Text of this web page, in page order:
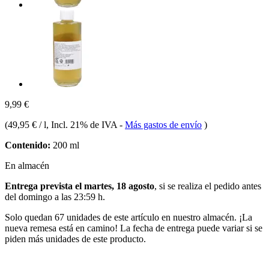
9,99 €
(49,95 € / l, Incl. 21% de IVA - Más gastos de envío )
Contenido: 200 ml
En almacén
Entrega prevista el martes, 18 agosto, si se realiza el pedido antes
del domingo a las 23:59 h.
Solo quedan 67 unidades de este artículo en nuestro almacén. ¡La
nueva remesa está en camino! La fecha de entrega puede variar si se
piden más unidades de este producto.